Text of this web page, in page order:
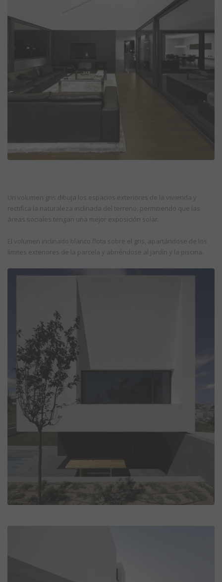
Un volumen gris dibuja los espacios exteriores de la vivienda y
rectifica la naturaleza inclinada del terreno, permitiendo que las
áreas sociales tengan una mejor exposición solar.
El volumen inclinado blanco flota sobre el gris, apartándose de los
límites exteriores de la parcela y abriéndose al jardín y la piscina.